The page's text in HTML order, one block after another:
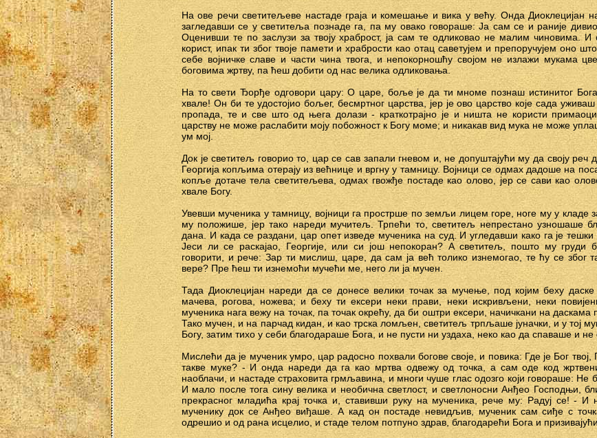
На ове речи светитељеве настаде граја и комешање и вика у већу. Онда Диоклецијан
загледавши се у светитеља познаде га, па му овако говораше: Ја сам се и раније дивио
Оценивши те по заслузи за твоју храброст, ја сам те одликовао не малим чиновима.
корист, ипак ти због твоје памети и храбрости као отац саветујем и препоручујем оно
себе војничке славе и части чина твога, и непокорношћу својом не излажи мукама
боговима жртву, па ћеш добити од нас велика одликовања.
На то свети Ђорђе одговори цару: О царе, боље је да ти мноме познаш истинитог
хвале! Он би те удостојио бољег, бесмртног царства, јер је ово царство које сада
пропада, те и све што од њега долази - краткотрајно је и ништа не користи
царству не може раслабити моју побожност к Богу моме; и никакав вид мука не може
ум мој.
Док је светитељ говорио то, цар се сав запали гневом и, не допуштајући му да своју
Георгија копљима отерају из већнице и вргну у тамницу. Војници се одмах дадоше на
копље дотаче тела светитељева, одмах гвожђе постаде као олово, јер се сави као
хвале Богу.
Увевши мученика у тамницу, војници га прострше по земљи лицем горе, ноге му у кладе
му положише, јер тако нареди мучитељ. Трпећи то, светитељ непрестано узношаше
дана. И када се раздани, цар опет изведе мученика на суд. И угледавши како га је
Јеси ли се раскајао, Георгије, или си још непокоран? А светитељ, пошто му груди
говорити, и рече: Зар ти мислиш, царе, да сам ја већ толико изнемогао, те ћу се због
вере? Пре ћеш ти изнемоћи мучећи ме, него ли ја мучен.
Тада Диоклецијан нареди да се донесе велики точак за мучење, под којим беху
мачева, рогова, ножева; и беху ти ексери неки прави, неки искривљени, неки
мученика нага вежу на точак, па точак окрећу, да би оштри ексери, начичкани на даскама
Тако мучен, и на парчад кидан, и као трска ломљен, светитељ трпљаше јуначки, и у тој
Богу, затим тихо у себи благодараше Бога, и не пусти ни уздаха, неко као да спаваше и
Мислећи да је мученик умро, цар радосно похвали богове своје, и повика: Где је Бог твој,
такве муке? - И онда нареди да га као мртва одвежу од точка, а сам оде код
наоблачи, и настаде страховита грмљавина, и многи чуше глас одозго који говораше: Не
И мало после тога сину велика и необична светлост, и светлоносни Анђео Господњи,
прекрасног младића крај точка и, ставивши руку на мученика, рече му: Радуј се! - И
мученику док се Анђео виђаше. А кад он постаде невидљив, мученик сам сиђе с
одрешио и од рана исцелио, и стаде телом потпуно здрав, благодарећи Бога и